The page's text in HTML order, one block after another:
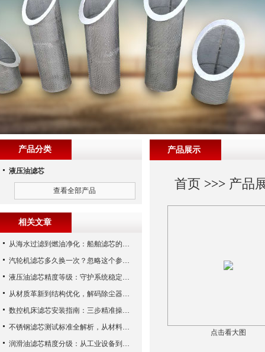
产品展示
首页 >>> 产品
点击看大图
产品分类
液压油滤芯
查看全部产品
相关文章
从海水过滤到燃油净化：船舶滤芯的多场景应用解析
汽轮机滤芯多久换一次？忽略这个参数，机组非停损失可能上百万！
液压油滤芯精度等级：守护系统稳定与寿命的“微米标尺”
从材质革新到结构优化，解码除尘器滤芯性能跃升的核心逻辑
数控机床滤芯安装指南：三步精准操作，杜绝设备“亚健康”
不锈钢滤芯测试标准全解析，从材料性能到应用场景的严苛验证
润滑油滤芯精度分级：从工业设备到精密系统的过滤密码